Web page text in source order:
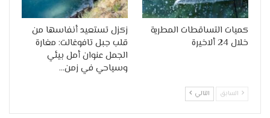
كميات التساقطات المطرية
خلال 24 ألاخيرة
زكزل تستعيد أنفاسها من
قلب جبل تافوغالت: مغارة
الجمل عنوان أمل بيئي
وسياحي في زمن…
السابق التالي